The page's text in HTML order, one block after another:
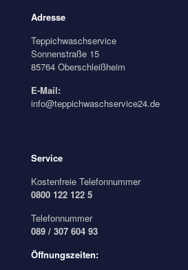
Adresse
Teppichwaschservice
Sonnenstraße 15
85764 Oberschleißheim
E-Mail:
info@teppichwaschservice24.de
Service
Kostenfreie Telefonnummer
0800 122 122 5
Telefonnummer
089 / 307 604 93
Öffnungszeiten: